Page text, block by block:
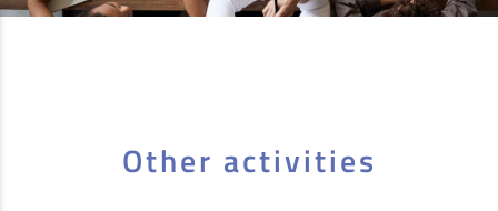
Other activities